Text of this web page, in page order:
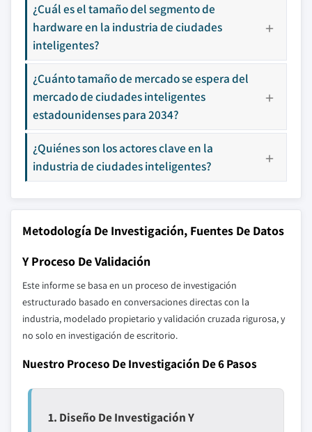
¿Cuál es el tamaño del segmento de
hardware en la industria de ciudades
inteligentes?
¿Cuánto tamaño de mercado se espera del
mercado de ciudades inteligentes
estadounidenses para 2034?
¿Quiénes son los actores clave en la
industria de ciudades inteligentes?
Metodología De Investigación, Fuentes De Datos
Y Proceso De Validación
Este informe se basa en un proceso de investigación
estructurado basado en conversaciones directas con la
industria, modelado propietario y validación cruzada rigurosa, y
no solo en investigación de escritorio.
Nuestro Proceso De Investigación De 6 Pasos
1. Diseño De Investigación Y